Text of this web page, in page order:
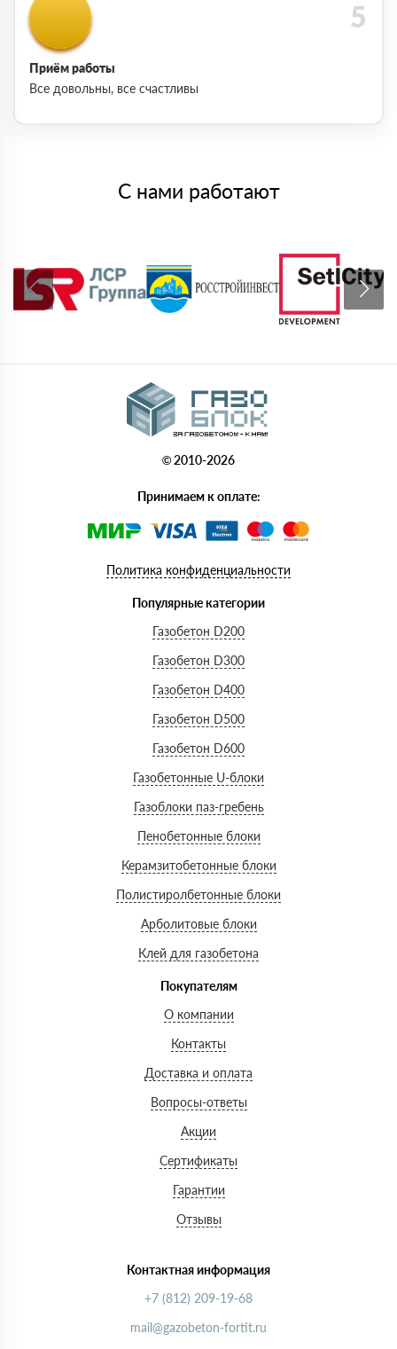
Приём работы
Все довольны, все счастливы
С нами работают
© 2010-2026
Принимаем к оплате:
Политика конфиденциальности
Популярные категории
Газобетон D200
Газобетон D300
Газобетон D400
Газобетон D500
Газобетон D600
Газобетонные U-блоки
Газоблоки паз-гребень
Пенобетонные блоки
Керамзитобетонные блоки
Полистиролбетонные блоки
Арболитовые блоки
Клей для газобетона
Покупателям
О компании
Контакты
Доставка и оплата
Вопросы-ответы
Акции
Сертификаты
Гарантии
Отзывы
Контактная информация
+7 (812) 209-19-68
mail@gazobeton-fortit.ru